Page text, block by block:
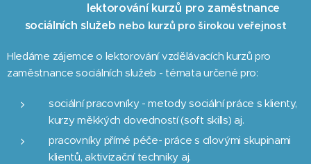
lektorování kurzů pro zaměstnance
sociálních služeb nebo kurzů pro širokou veřejnost
Hledáme zájemce o lektorování vzdělávacích kurzů pro
zaměstnance sociálních služeb - témata určené pro:
sociální pracovníky - metody sociální práce s klienty,
kurzy měkkých dovedností (soft skills) aj.
pracovníky přímé péče- práce s cílovými skupinami
klientů, aktivizační techniky aj.